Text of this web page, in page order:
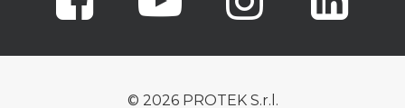
© 2026 PROTEK S.r.l.